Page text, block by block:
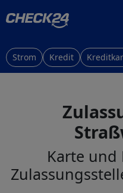
Strom Kredit
Karte und